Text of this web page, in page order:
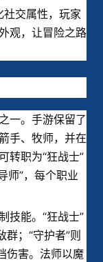
社交属性，玩家
观，让冒险之路
一。手游保留了
手、牧师，并在
转职为“狂战士”
师”，每个职业
技能。“狂战士”
；“守护者”则
伤害。法师以魔